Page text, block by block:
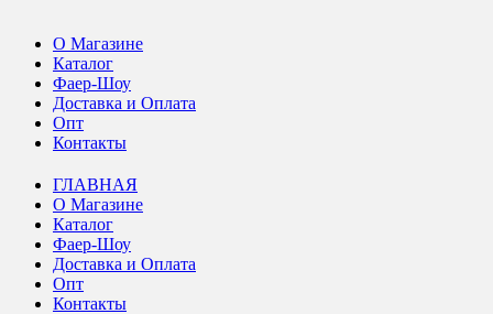
О Магазине
Каталог
Фаер-Шоу
Доставка и Оплата
Опт
Контакты
ГЛАВНАЯ
О Магазине
Каталог
Фаер-Шоу
Доставка и Оплата
Опт
Контакты